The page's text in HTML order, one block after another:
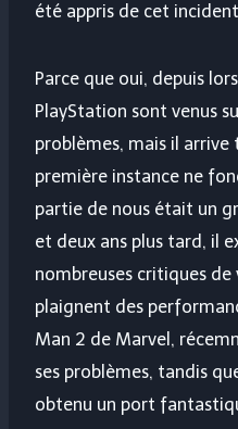
été appris de cet
Parce que oui, depuis
PlayStation sont venus
problèmes, mais il arrive
première instance ne
partie de nous était un
et deux ans plus tard, il
nombreuses critiques de
plaignent des
Man 2 de Marvel,
ses problèmes, tandis
obtenu un port